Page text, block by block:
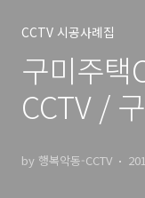
CCTV 시공사례집
구미주택
CCTV /
by 행복악동-CCTV